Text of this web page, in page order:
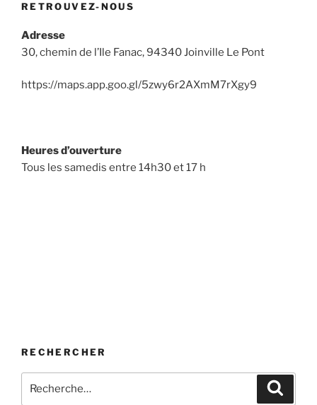
RETROUVEZ-NOUS
Adresse
30, chemin de l’Ile Fanac, 94340 Joinville Le Pont
https://maps.app.goo.gl/5zwy6r2AXmM7rXgy9
Heures d’ouverture
Tous les samedis entre 14h30 et 17 h
RECHERCHER
pour